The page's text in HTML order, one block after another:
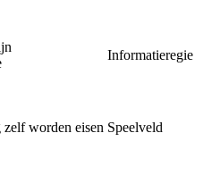
Informatieregie
zelf worden eisen Speelveld